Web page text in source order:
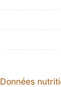
Données